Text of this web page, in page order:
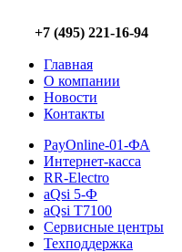
+7 (495) 221-16-94
Главная
О компании
Новости
Контакты
PayOnline-01-ФА
Интернет-касса
RR-Electro
aQsi 5-Ф
aQsi T7100
Сервисные центры
Техподдержка